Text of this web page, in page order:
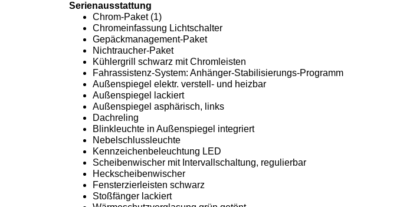
Serienausstattung
Chrom-Paket (1)
Chromeinfassung Lichtschalter
Gepäckmanagement-Paket
Nichtraucher-Paket
Kühlergrill schwarz mit Chromleisten
Fahrassistenz-System: Anhänger-Stabilisierungs-Programm
Außenspiegel elektr. verstell- und heizbar
Außenspiegel lackiert
Außenspiegel asphärisch, links
Dachreling
Blinkleuchte in Außenspiegel integriert
Nebelschlussleuchte
Kennzeichenbeleuchtung LED
Scheibenwischer mit Intervallschaltung, regulierbar
Heckscheibenwischer
Fensterzierleisten schwarz
Stoßfänger lackiert